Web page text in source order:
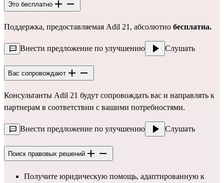
Это бесплатно
Поддержка, предоставляемая Adil 21, абсолютно бесплатна.
Внести предложение по улучшению Слушать
Вас сопровождают
Консультанты Adil 21 будут сопровождать вас и направлять к
партнерам в соответствии с вашими потребностями.
Внести предложение по улучшению Слушать
Поиск правовых решений
Получите юридическую помощь, адаптированную к